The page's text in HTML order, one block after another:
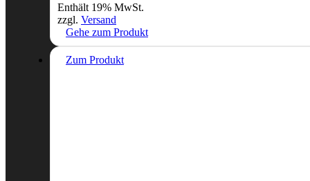
Enthält 19% MwSt.
zzgl. Versand
Gehe zum Produkt
Zum Produkt